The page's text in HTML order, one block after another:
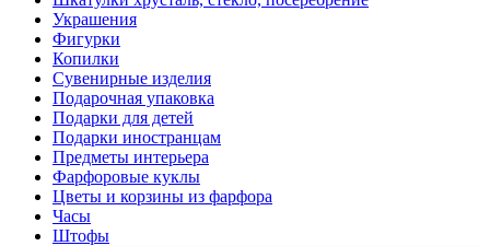
Украшения
Фигурки
Копилки
Сувенирные изделия
Подарочная упаковка
Подарки для детей
Подарки иностранцам
Предметы интерьера
Фарфоровые куклы
Цветы и корзины из фарфора
Часы
Штофы